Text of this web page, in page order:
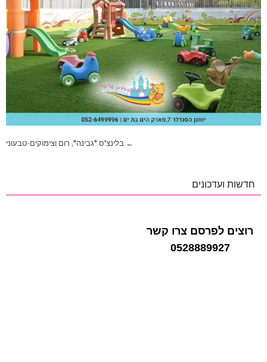
← בלינצ'ס "גבינה", רום וצימוקים-טבעוני
חדשות ועדכונים
רוצים לפרסם צרו קשר
0528889927